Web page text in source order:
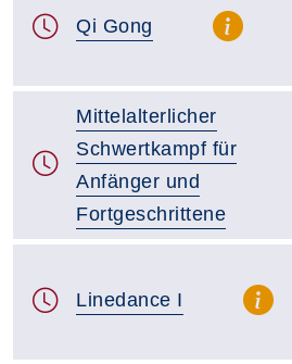
Qi Gong
Mittelalterlicher
Schwertkampf für
Anfänger und
Fortgeschrittene
Linedance I